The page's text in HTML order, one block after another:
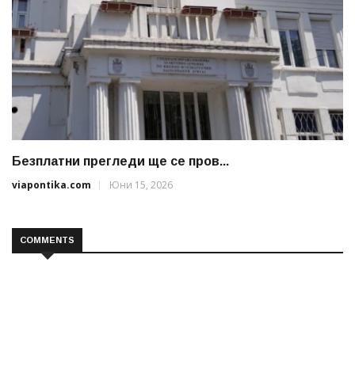
Безплатни прегледи ще се пров...
viapontika.com
Юни 15, 2026
COMMENTS